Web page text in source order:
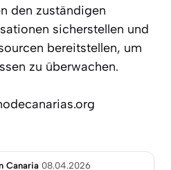
den zuständigen
sicherstellen und
bereitstellen, um
zu überwachen.
Canaria 08.04.2026